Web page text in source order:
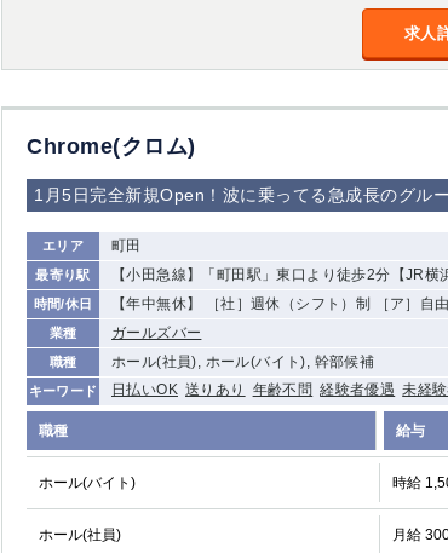
求人
Chrome(クロム)
1月5日完全新規Open！波に乗ってる急成長のグル
エリア 町田
最寄り駅 【小田急線】「町田駅」東口より徒歩2分【JR
時間/休日 【年中無休】 ［社］週休（シフト）制 ［ア］自
業種 ガールズバー
職種 ホール(社員), ホール(バイト), 幹部候補
キーワード 日払いOK 送りあり 年齢不問 経験者優遇 未経
職種 給与
ホール(バイト) 時給
ホール(社員) 月給